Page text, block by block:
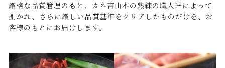
厳格な品質管理のもと、カネ吉山本の熟練の職人達によって
捌かれ、さらに厳しい品質基準をクリアしたものだけを、お
客様のもとにお届けします。